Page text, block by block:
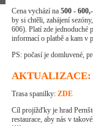
Cena vychází na 500 -
by si chtěli, zahájení
606). Platí zde jednoduché
informací o platbě a kam v
PS: počasí je domluvené,
AKTUALIZACE:
Trasa spanilky: ZDE
Cíl projížďky je hrad
restaurace, aby nás v